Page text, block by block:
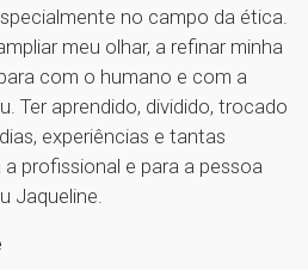
no campo da ética.
meu olhar, a refinar minha
com o humano e com a
Ter aprendido, dividido, trocado
experiências e tantas
profissional e para a pessoa
Jaqueline.